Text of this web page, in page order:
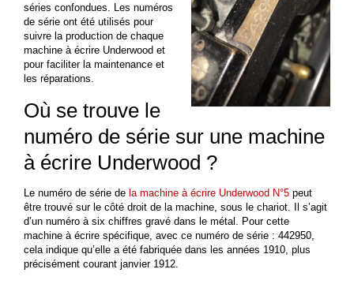
séries confondues. Les numéros
de série ont été utilisés pour
suivre la production de chaque
machine à écrire Underwood et
pour faciliter la maintenance et
les réparations.
Où se trouve le
numéro de série sur une machine
à écrire Underwood ?
Le numéro de série de la machine à écrire Underwood N°5 peut
être trouvé sur le côté droit de la machine, sous le chariot. Il s’agit
d’un numéro à six chiffres gravé dans le métal. Pour cette
machine à écrire spécifique, avec ce numéro de série : 442950,
cela indique qu’elle a été fabriquée dans les années 1910, plus
précisément courant janvier 1912.